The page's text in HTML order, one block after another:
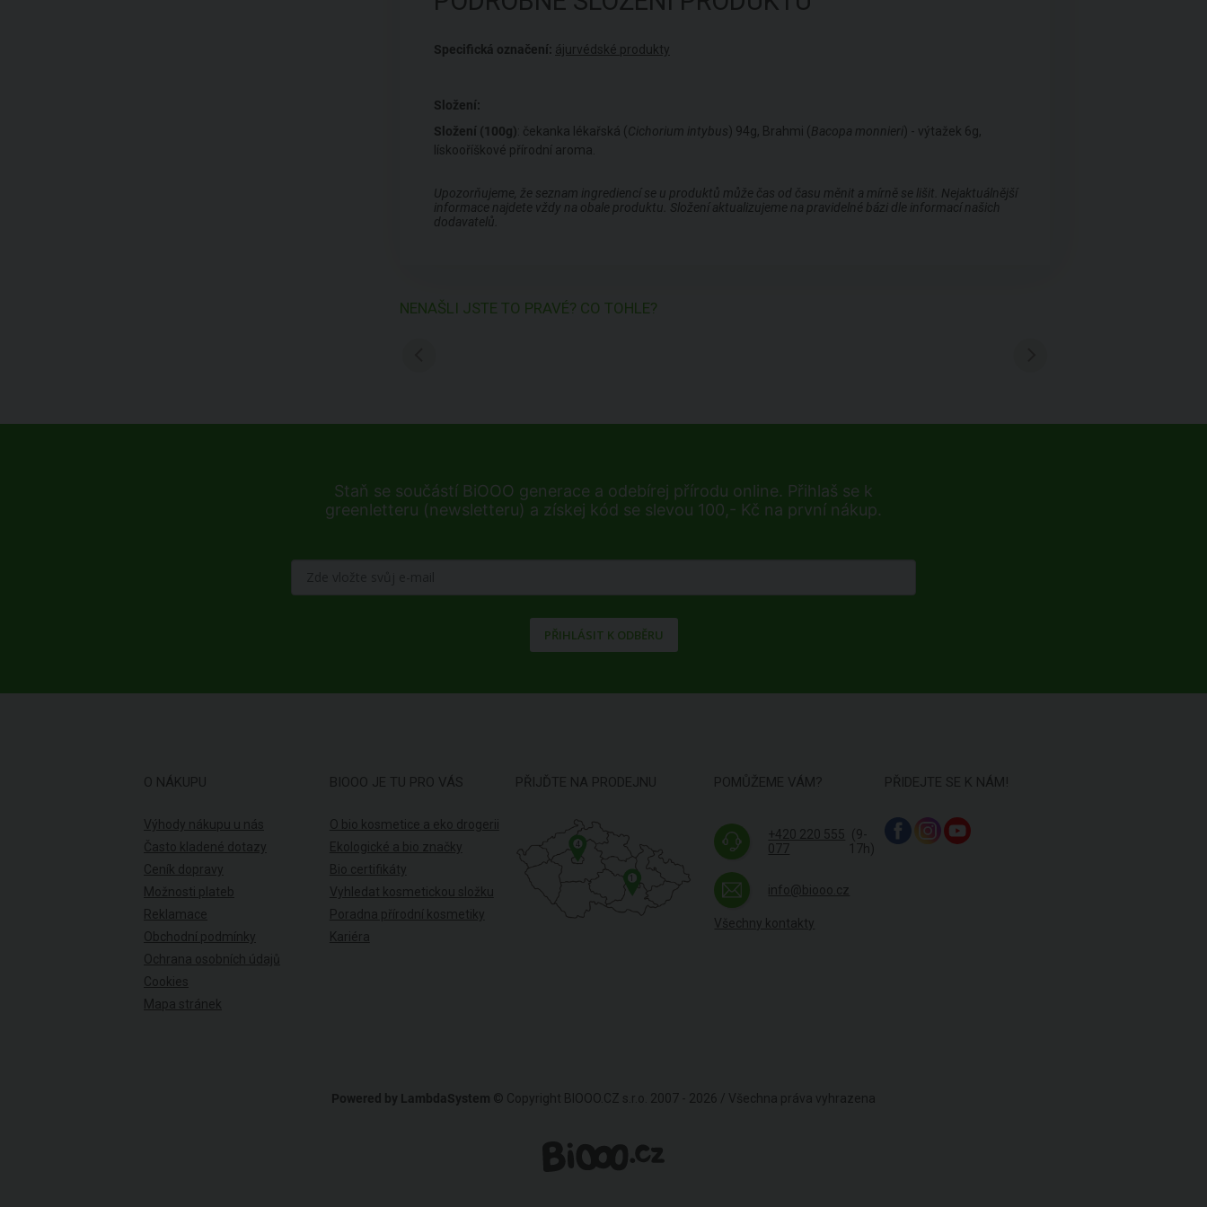
Specifická označení: ájurvédské produkty
Složení:
Složení (100g): čekanka lékařská ( Cichorium intybus) 94g, Brahmi ( Bacopa monnieri) - výtažek 6g,
lískooříškové přírodní aroma.
Upozorňujeme, že seznam ingrediencí se u produktů může čas od času měnit a mírně se lišit. Nejaktuálnější
informace najdete vždy na obale produktu. Složení aktualizujeme na pravidelné bázi dle informací našich
dodavatelů.
NENAŠLI JSTE TO PRAVÉ? CO TOHLE?
Staň se součástí BiOOO generace a odebírej přírodu online. Přihlaš se k
greenletteru (newsletteru) a získej kód se slevou 100,- Kč na první nákup.
PŘIHLÁSIT K ODBĚRU
O NÁKUPU
Výhody nákupu u nás
Často kladené dotazy
Ceník dopravy
Možnosti plateb
Reklamace
Obchodní podmínky
Ochrana osobních údajů
Cookies
Mapa stránek
BIOOO JE TU PRO VÁS
O bio kosmetice a eko drogerii
Ekologické a bio značky
Bio certifikáty
Vyhledat kosmetickou složku
Poradna přírodní kosmetiky
Kariéra
PŘIJĎTE NA PRODEJNU
4
POMŮŽEME VÁM?
+420 220 555
077
(9-
17h)
info@biooo.cz
Všechny kontakty
PŘIDEJTE SE K NÁM!
Powered by LambdaSystem © Copyright BIOOO.CZ s.r.o. 2007 - 2026 / Všechna práva vyhrazena